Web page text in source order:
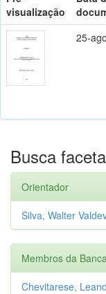
visualização
25-
Busca
Orientador
Silva, Walter
Membros da Banca
Chevitarese,